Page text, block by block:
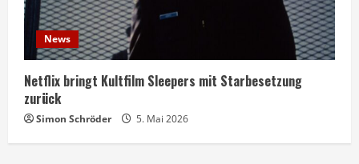
News
Netflix bringt Kultfilm Sleepers mit Starbesetzung
zurück
Simon Schröder 5. Mai 2026